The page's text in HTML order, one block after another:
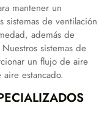
mantener un
sistemas de ventilación
además de
sistemas de
un flujo de aire
estancado.